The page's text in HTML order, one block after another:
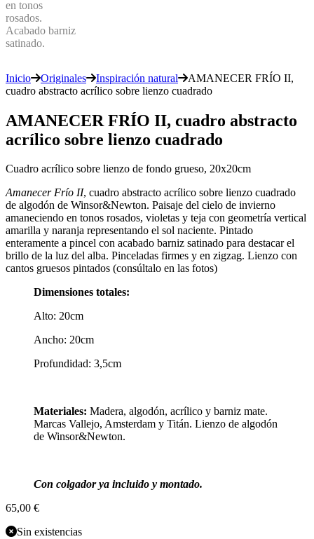
Inicio Originales Inspiración natural
AMANECER FRÍO II,
cuadro abstracto acrílico sobre lienzo cuadrado
AMANECER FRÍO II, cuadro abstracto
acrílico sobre lienzo cuadrado
Cuadro acrílico sobre lienzo de fondo grueso, 20x20cm
Amanecer Frío II, cuadro abstracto acrílico sobre lienzo cuadrado
de algodón de Winsor&Newton. Paisaje del cielo de invierno
amaneciendo en tonos rosados, violetas y teja con geometría vertical
amarilla y naranja representando el sol naciente. Pintado
enteramente a pincel con acabado barniz satinado para destacar el
brillo de la luz del alba. Pinceladas firmes y en zigzag. Lienzo con
cantos gruesos pintados (consúltalo en las fotos)
Dimensiones totales:
Alto: 20cm
Ancho: 20cm
Profundidad: 3,5cm
Materiales: Madera, algodón, acrílico y barniz mate.
Marcas Vallejo, Amsterdam y Titán. Lienzo de algodón
de Winsor&Newton.
Con colgador ya incluido y montado.
65,00 €
Sin existencias